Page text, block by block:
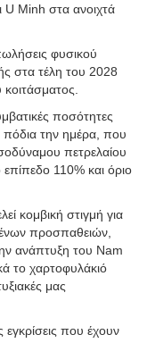
U Minh στα ανοιχτά
φυσικού
στα τέλη του 2028
ποσότητες
πόδια την ημέρα, που
πετρελαίου
110% και όριο
κομβική στιγμή για
προσπαθειών,
ανάπτυξη του Nam
το χαρτοφυλάκιό
μας
εγκρίσεις που έχουν